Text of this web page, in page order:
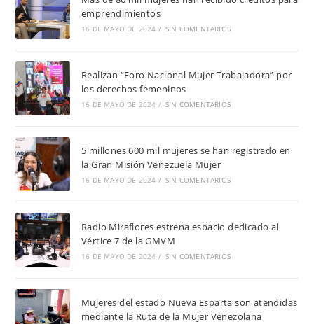
emprendimientos
16 DE MAYO DE 2024 / SIN COMENTARIOS
Realizan “Foro Nacional Mujer Trabajadora” por
los derechos femeninos
16 DE MAYO DE 2024 / SIN COMENTARIOS
5 millones 600 mil mujeres se han registrado en
la Gran Misión Venezuela Mujer
16 DE MAYO DE 2024 / SIN COMENTARIOS
Radio Miraflores estrena espacio dedicado al
Vértice 7 de la GMVM
16 DE MAYO DE 2024 / SIN COMENTARIOS
Mujeres del estado Nueva Esparta son atendidas
mediante la Ruta de la Mujer Venezolana